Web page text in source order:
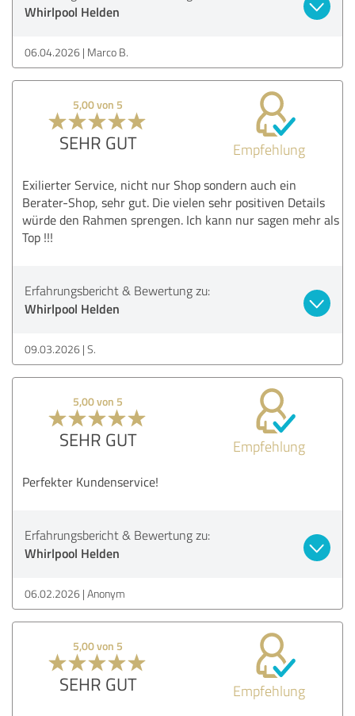
Whirlpool Helden
06.04.2026 Marco B.
5,00 von 5
SEHR GUT Empfehlung
Exilierter Service, nicht nur Shop sondern auch ein
Berater-Shop, sehr gut. Die vielen sehr positiven Details
würde den Rahmen sprengen. Ich kann nur sagen mehr als
Top !!!
Erfahrungsbericht & Bewertung zu:
Whirlpool Helden
09.03.2026 S.
5,00 von 5
SEHR GUT Empfehlung
Perfekter Kundenservice!
Erfahrungsbericht & Bewertung zu:
Whirlpool Helden
06.02.2026 Anonym
5,00 von 5
SEHR GUT Empfehlung